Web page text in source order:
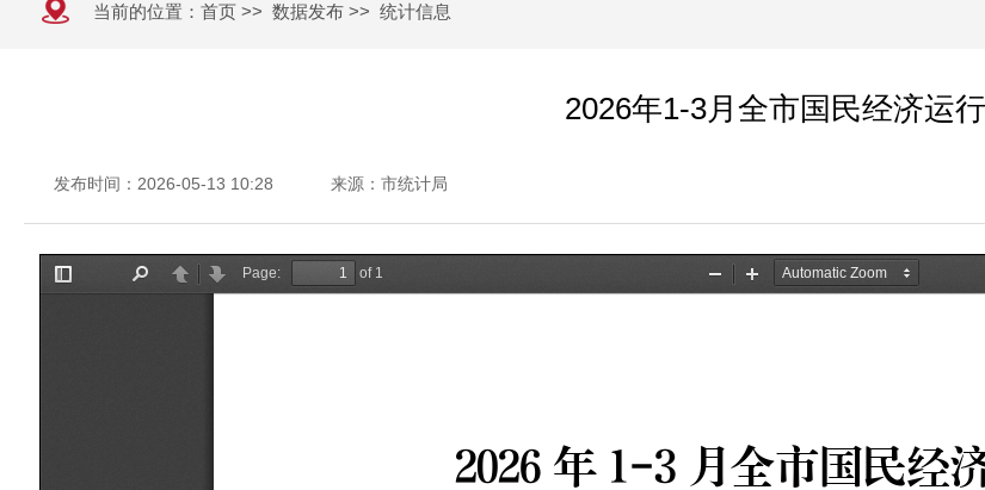
当前的位置： 首页 >> 数据发布 >> 统计信息
2026年1-3月全市国民经济运
发布时间：2026-05-13 10:28 来源：市统计局